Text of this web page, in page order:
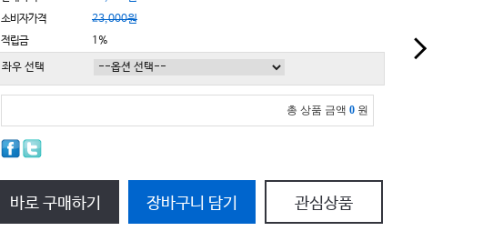
소비자가격
23,000원
적립금
1%
좌우 선택
총 상품 금액 0 원
바로 구매하기 장바구니 담기 관심상품